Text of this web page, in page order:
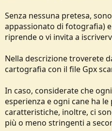
e
Senza nessuna pretesa,
appassionato di fotografia)
riprende o vi invita a
Nella descrizione troverete
cartografia con il file Gpx
In caso, considerate che
esperienza e ogni cane ha
caratteristiche, inoltre, ci
più o meno stringenti a